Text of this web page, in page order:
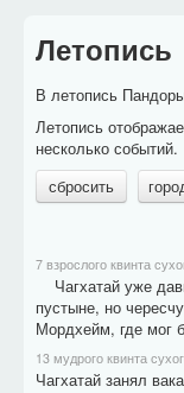
Летопись
В летопись
Летопись
несколько событий.
сбросить
7 взрослого квинта
Чагхатай уже
пустыне, но
Мордхейм, где мог
13 мудрого квинта
Чагхатай занял